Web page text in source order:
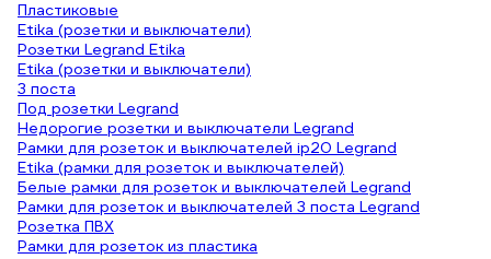
Пластиковые
Etika (розетки и выключатели)
Розетки Legrand Etika
Etika (розетки и выключатели)
3 поста
Под розетки Legrand
Недорогие розетки и выключатели Legrand
Рамки для розеток и выключателей ip20 Legrand
Etika (рамки для розеток и выключателей)
Белые рамки для розеток и выключателей Legrand
Рамки для розеток и выключателей 3 поста Legrand
Розетка ПВХ
Рамки для розеток из пластика